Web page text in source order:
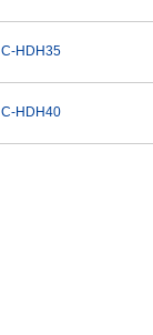
C-HDH35
C-HDH40